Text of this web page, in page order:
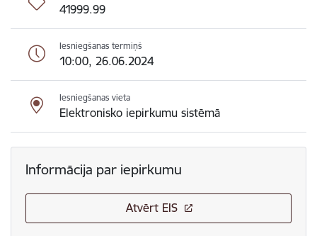
41999.99
Iesniegšanas termiņš
10:00, 26.06.2024
Iesniegšanas vieta
Elektronisko iepirkumu sistēmā
Informācija par iepirkumu
Atvērt EIS